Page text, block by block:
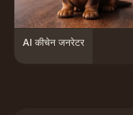
AI कीचेन जनरेटर